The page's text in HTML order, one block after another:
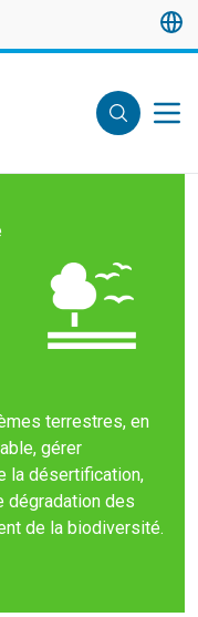
terrestres, en
gérer
la désertification,
dégradation des
de la biodiversité.